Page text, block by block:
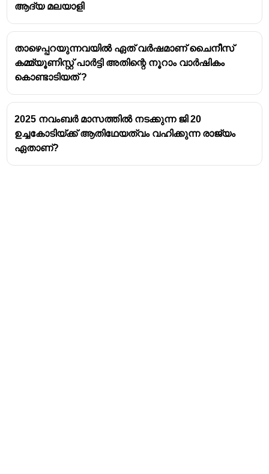
ആദ്യ മലയാളി
താഴെപ്പറയുന്നവയിൽ ഏത് വർഷമാണ് ചൈനീസ്
കമ്മ്യൂണിസ്റ്റ് പാർട്ടി അതിന്റെ നൂറാം വാർഷികം
കൊണ്ടാടിയത് ?
2025 നവംബർ മാസത്തിൽ നടക്കുന്ന ജി 20
ഉച്ചകോടിയ്ക്ക് ആതിഥേയത്വം വഹിക്കുന്ന രാജ്യം
ഏതാണ്?